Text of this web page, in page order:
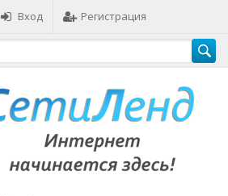
Вход Регистрация